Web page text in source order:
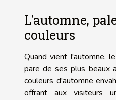
L'automne,
couleurs
Quand vient l'automne,
pare de ses plus beaux
couleurs d'automne
offrant aux visiteurs